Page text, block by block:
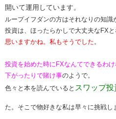
開いて運用しています。
ループイフダンの方はそれなりの知
投資は、ほったらかしで大丈夫なFXと
思いますかね。私もそうでした。​
投資を始めた時にFXなんてできるわ
下がったりで賭け事のようで。
色々と本を読んでいると スワップ投
た。そこで物好きな私は早々に挑戦し